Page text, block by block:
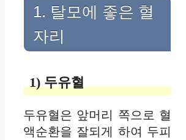
1. 탈모에 좋은 혈
자리
1) 두유혈
두유혈은 앞머리 쪽으로 혈
액순환을 잘되게 하여 두피